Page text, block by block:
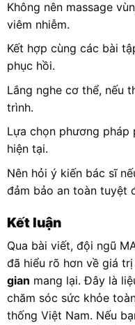
Không nên massage
viêm nhiễm.
Kết hợp cùng các bài
phục hồi.
Lắng nghe cơ thể, nếu
trình.
Lựa chọn phương
hiện tại.
Nên hỏi ý kiến bác sĩ
đảm bảo an toàn tuyệt
Kết luận
Qua bài viết, đội ngũ
đã hiểu rõ hơn về giá
gian mang lại. Đây là
chăm sóc sức khỏe
thống Việt Nam. Nếu